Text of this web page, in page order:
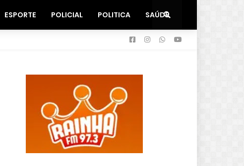
ESPORTE POLICIAL POLITICA SAÚDE